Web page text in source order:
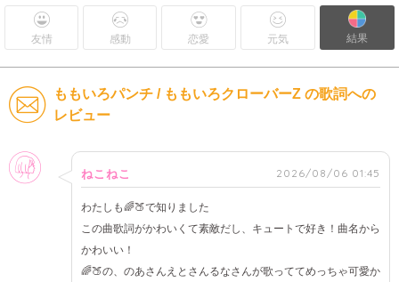
友情 感動 恋愛 元気 結果
ももいろパンチ / ももいろクローバーZ の歌詞への
レビュー
女性
ねこねこ 2026/08/06 01:45
わたしも🌈🍑で知りました
この曲歌詞がかわいくて素敵だし、キュートで好き！曲名から
かわいい！
🌈🍑の、のあさんえとさんるなさんが歌っててめっちゃ可愛か